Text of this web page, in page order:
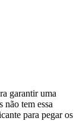
garantir uma
não tem essa
para pegar os